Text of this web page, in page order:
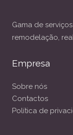
Gama de
remodelação,
Empresa
Sobre nós
Contactos
Política de